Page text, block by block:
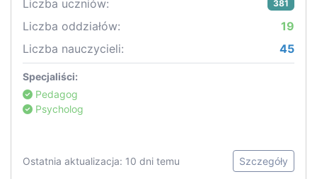
Liczba uczniów: 381
Liczba oddziałów:
19
Liczba nauczycieli:
45
Specjaliści:
Pedagog
Psycholog
Ostatnia aktualizacja: 10 dni temu Szczegóły